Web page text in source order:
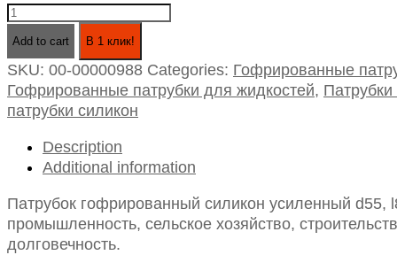
Патрубок
усиленный
d55,
l800
жидкостей)
quantity
Add to cart В 1 клик!
SKU: 00-00000988 Categories: Гофрированные
Гофрированные патрубки для жидкостей,
патрубки силикон
Description
Additional information
Патрубок гофрированный силикон усиленный d55,
промышленность, сельское хозяйство,
долговечность.